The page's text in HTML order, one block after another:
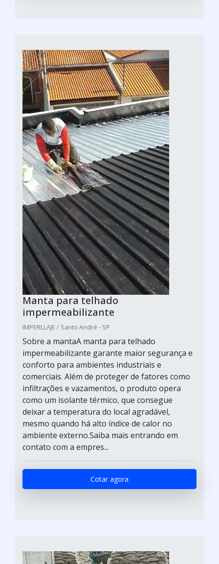
Manta para telhado
impermeabilizante
IMPERLLAJE / Santo André - SP
Sobre a mantaA manta para telhado
impermeabilizante garante maior segurança e
conforto para ambientes industriais e
comerciais. Além de proteger de fatores como
infiltrações e vazamentos, o produto opera
como um isolante térmico, que consegue
deixar a temperatura do local agradável,
mesmo quando há alto índice de calor no
ambiente externo.Saiba mais entrando em
contato com a empres...
Cotar agora